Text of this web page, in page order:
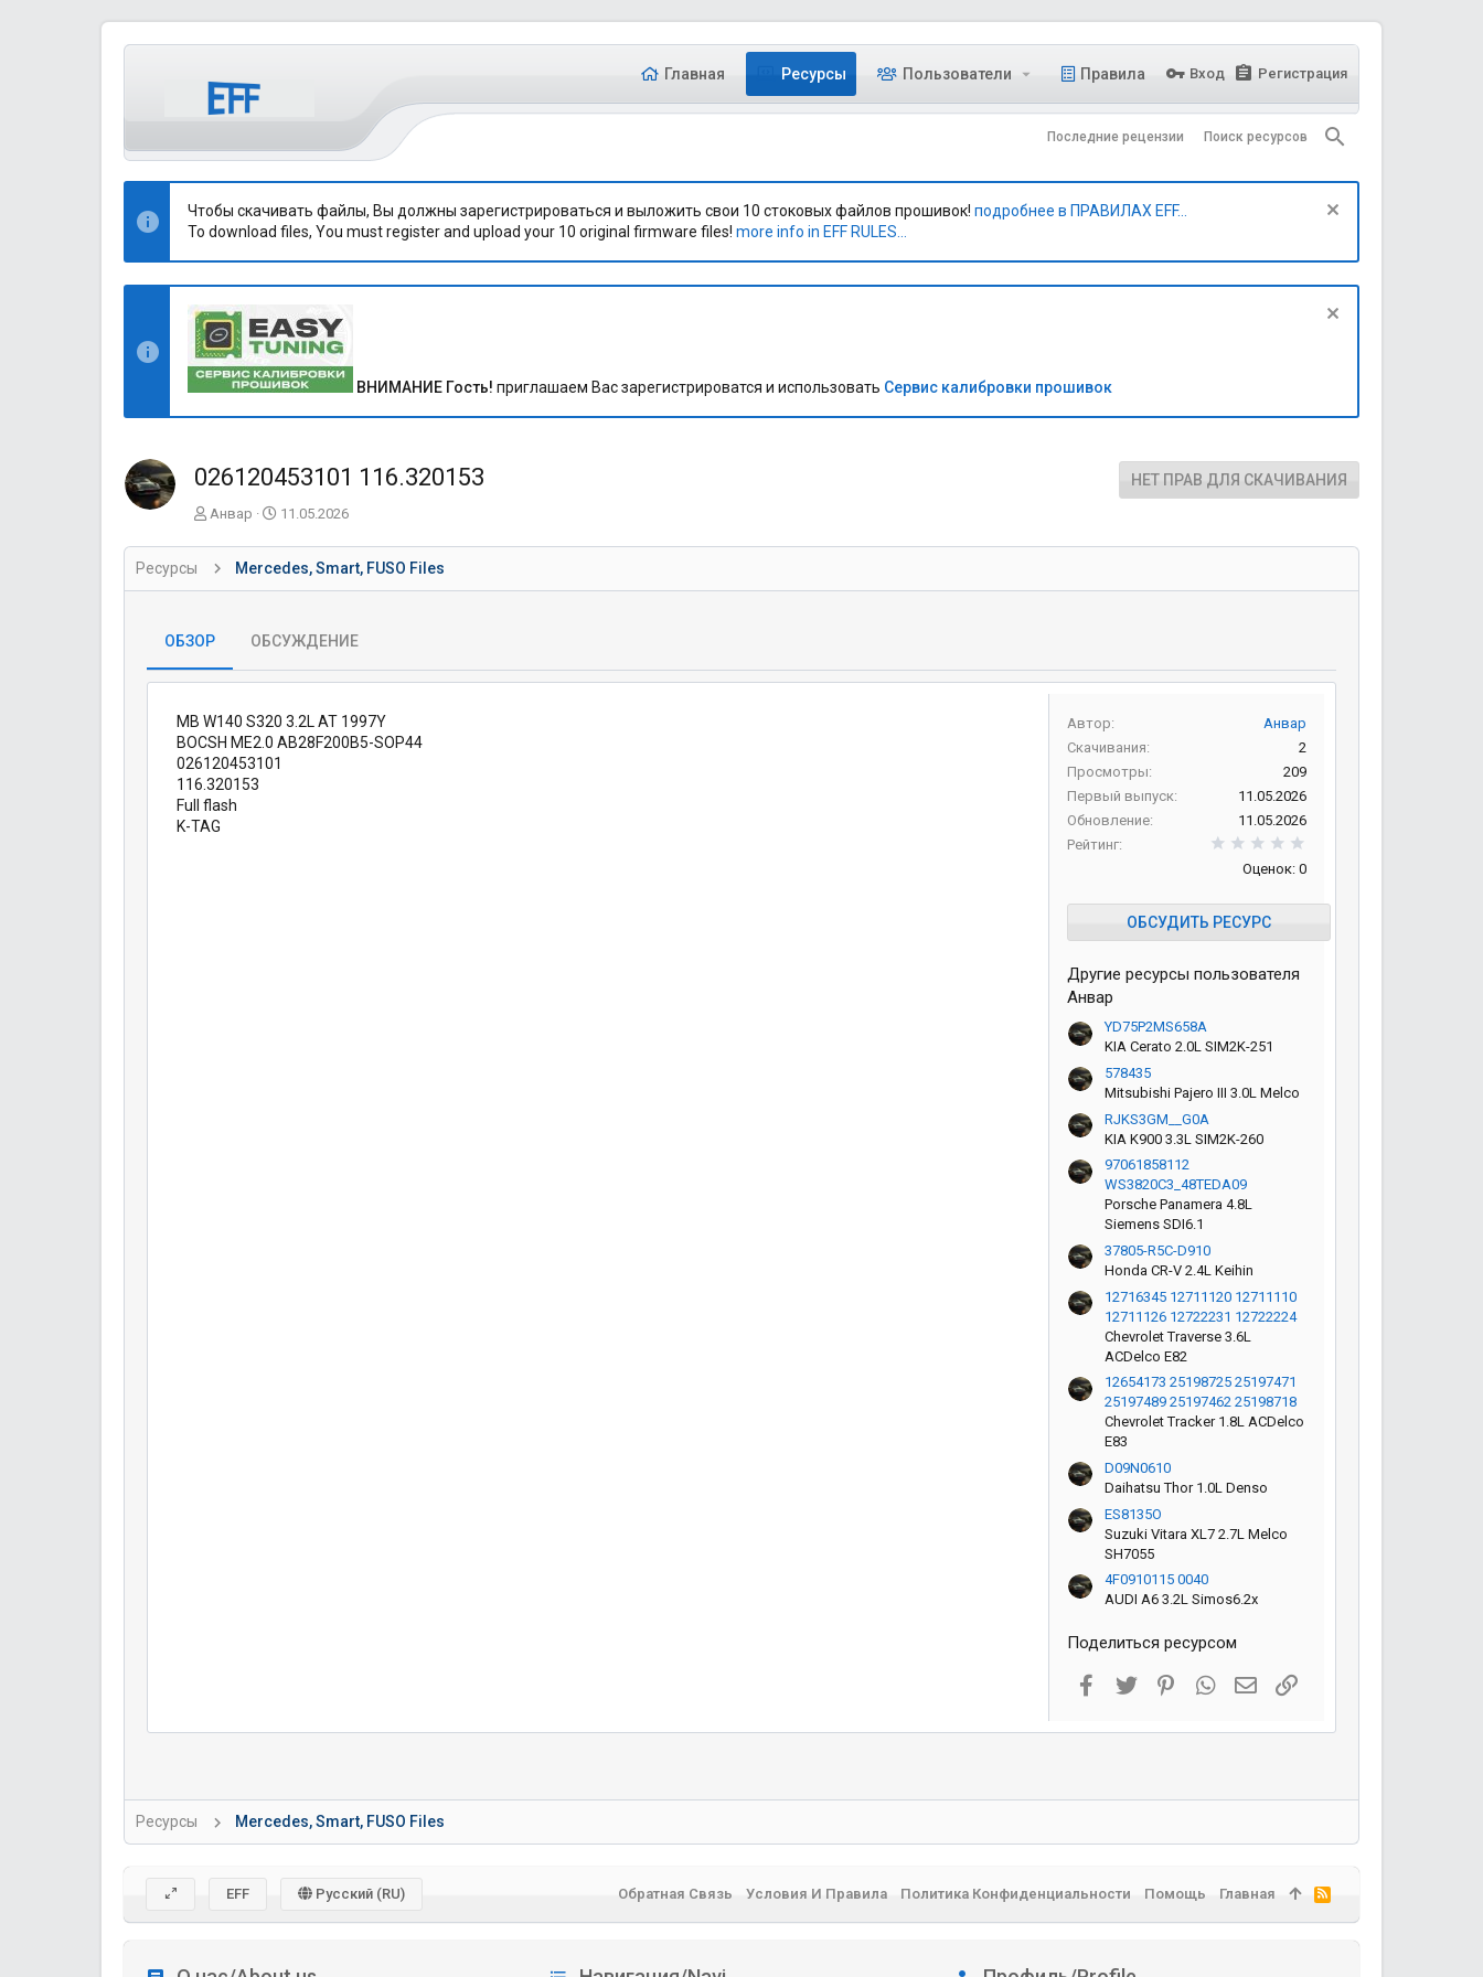
Главная Ресурсы Пользователи Правила Вход Регистрация
Последние рецензии Поиск ресурсов
Чтобы скачивать файлы, Вы должны зарегистрироваться и выложить свои 10 стоковых файлов прошивок! подробнее в ПРАВИЛАХ EFF...
To download files, You must register and upload your 10 original firmware files! more info in EFF RULES...
ВНИМАНИЕ Гость! приглашаем Вас зарегистрироватся и использовать Сервис калибровки прошивок
026120453101 116.320153 НЕТ ПРАВ ДЛЯ СКАЧИВАНИЯ
А
т
о
р
Анвар
Д
т
а
с
з
д
а
я
11.05.2026
Ресурсы Mercedes, Smart, FUSO Files
ОБЗОР ОБСУЖДЕНИЕ
MB W140 S320 3.2L AT 1997Y
BOCSH ME2.0 AB28F200B5-SOP44
026120453101
116.320153
Full flash
K-TAG
Автор
Анвар
Скачивания
2
Просмотры
209
Первый выпуск
11.05.2026
Обновление
11.05.2026
Рейтинг
Оценок: 0
ОБСУДИТЬ РЕСУРС
Другие ресурсы пользователя
Анвар
YD75P2MS658A
KIA Cerato 2.0L SIM2K-251
578435
Mitsubishi Pajero III 3.0L Melco
RJKS3GM__G0A
KIA K900 3.3L SIM2K-260
97061858112
WS3820C3_48TEDA09
Porsche Panamera 4.8L
Siemens SDI6.1
37805-R5C-D910
Honda CR-V 2.4L Keihin
12716345 12711120 12711110
12711126 12722231 12722224
Chevrolet Traverse 3.6L
ACDelco E82
12654173 25198725 25197471
25197489 25197462 25198718
Chevrolet Tracker 1.8L ACDelco
E83
D09N0610
Daihatsu Thor 1.0L Denso
ES8135O
Suzuki Vitara XL7 2.7L Melco
SH7055
4F0910115 0040
AUDI A6 3.2L Simos6.2x
Поделиться ресурсом
Facebook
Twitter PinterestWhatsAppЭлектронная почта
Ссылка
Ресурсы Mercedes, Smart, FUSO Files
EFF Русский (RU) Обратная Связь Условия И Правила Политика Конфиденциальности Помощь Главная
R
S
S